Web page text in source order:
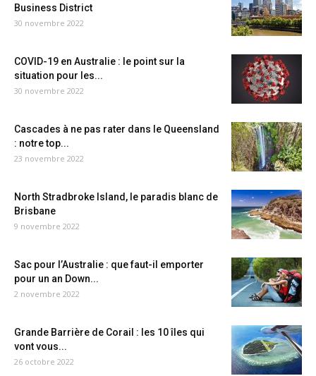
Business District
30 novembre 2022
COVID-19 en Australie : le point sur la
situation pour les...
30 novembre 2022
Cascades à ne pas rater dans le Queensland
: notre top...
23 novembre 2022
North Stradbroke Island, le paradis blanc de
Brisbane
9 novembre 2022
Sac pour l’Australie : que faut-il emporter
pour un an Down...
2 novembre 2022
Grande Barrière de Corail : les 10 îles qui
vont vous...
26 octobre 2022